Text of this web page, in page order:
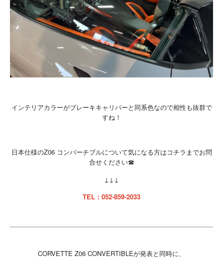
インテリアカラーがブレーキキャリパーと同系色なので相性も抜群で
すね！
日本仕様のZ06 コンバーチブルについて気になる方はコチラまでお問
合せください☎
↓↓↓
TEL：052-859-2033
CORVETTE Z06 CONVERTIBLEが発表と同時に、